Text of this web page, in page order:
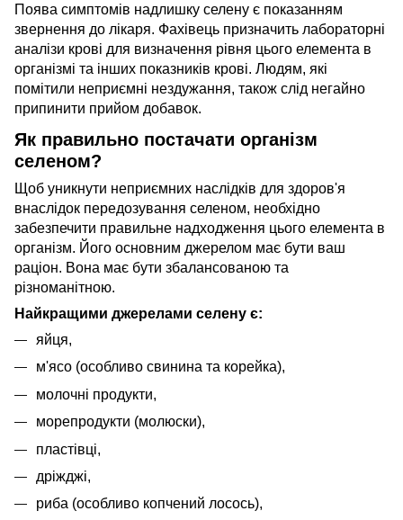
Поява симптомів надлишку селену є показанням
звернення до лікаря. Фахівець призначить лабораторні
аналізи крові для визначення рівня цього елемента в
організмі та інших показників крові. Людям, які
помітили неприємні нездужання, також слід негайно
припинити прийом добавок.
Як правильно постачати організм
селеном?
Щоб уникнути неприємних наслідків для здоров'я
внаслідок передозування селеном, необхідно
забезпечити правильне надходження цього елемента в
організм. Його основним джерелом має бути ваш
раціон. Вона має бути збалансованою та
різноманітною.
Найкращими джерелами селену є:
яйця,
м'ясо (особливо свинина та корейка),
молочні продукти,
морепродукти (молюски),
пластівці,
дріжджі,
риба (особливо копчений лосось),